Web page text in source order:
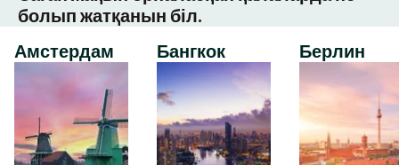
болып жатқанын біл.
Амстердам
Бангкок Берлин